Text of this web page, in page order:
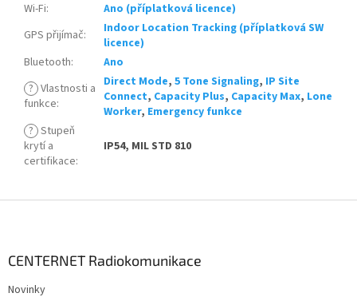
Wi-Fi:
Ano (příplatková licence)
GPS přijímač:
Indoor Location Tracking (příplatková SW
licence)
Bluetooth:
Ano
? Vlastnosti a
funkce:
Direct Mode, 5 Tone Signaling, IP Site
Connect, Capacity Plus, Capacity Max, Lone
Worker, Emergency funkce
? Stupeň
krytí a
certifikace:
IP54, MIL STD 810
CENTERNET Radiokomunikace
Novinky